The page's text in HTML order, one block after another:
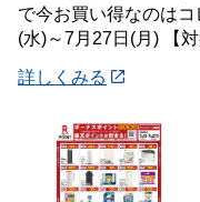
で今お買い得なのはコレ👍 【チラシ対象期間
(水)～7月27日(月) 【対象店舗】 ホームセンター（ビーバ
詳しくみる